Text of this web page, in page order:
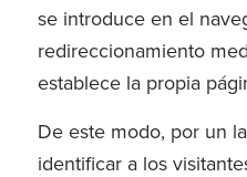
se introduce en el
redireccionamiento
establece la propia
De este modo, por un
identificar a los